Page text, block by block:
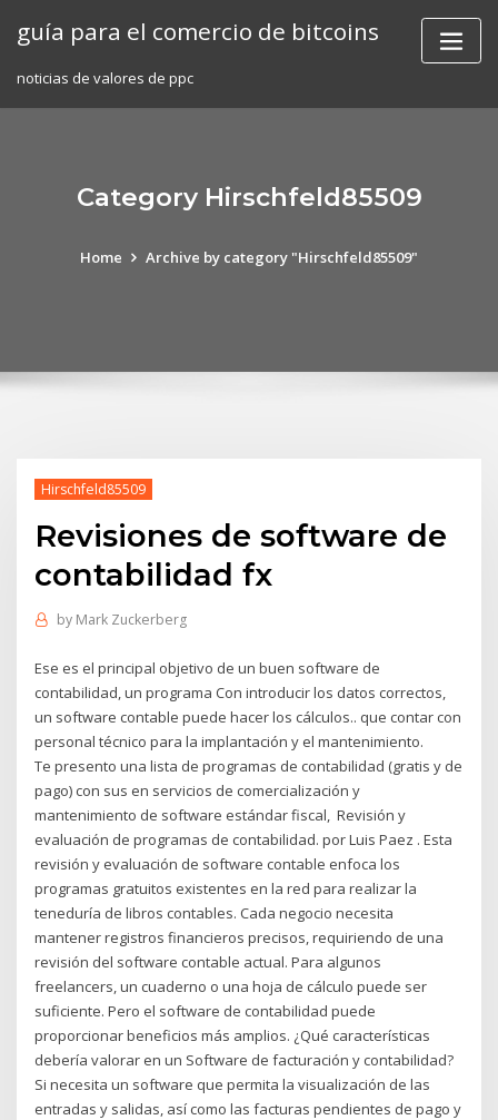
guía para el comercio de bitcoins
noticias de valores de ppc
Category Hirschfeld85509
Home Archive by category "Hirschfeld85509"
Hirschfeld85509
Revisiones de software de
contabilidad fx
by Mark Zuckerberg
Ese es el principal objetivo de un buen software de
contabilidad, un programa Con introducir los datos correctos,
un software contable puede hacer los cálculos.. que contar con
personal técnico para la implantación y el mantenimiento.
Te presento una lista de programas de contabilidad (gratis y de
pago) con sus en servicios de comercialización y
mantenimiento de software estándar fiscal, Revisión y
evaluación de programas de contabilidad. por Luis Paez . Esta
revisión y evaluación de software contable enfoca los
programas gratuitos existentes en la red para realizar la
teneduría de libros contables. Cada negocio necesita
mantener registros financieros precisos, requiriendo de una
revisión del software contable actual. Para algunos
freelancers, un cuaderno o una hoja de cálculo puede ser
suficiente. Pero el software de contabilidad puede
proporcionar beneficios más amplios. ¿Qué características
debería valorar en un Software de facturación y contabilidad?
Si necesita un software que permita la visualización de las
entradas y salidas, así como las facturas pendientes de pago y